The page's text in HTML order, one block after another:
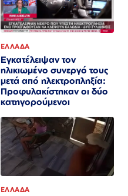
ΕΛΛΑΔΑ
Εγκατέλειψαν τον
ηλικιωμένο συνεργό τους
μετά από ηλεκτροπληξία:
Προφυλακίστηκαν οι δύο
κατηγορούμενοι
ΕΛΛΑΔΑ